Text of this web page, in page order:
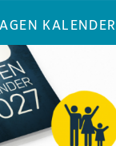
KALENDER